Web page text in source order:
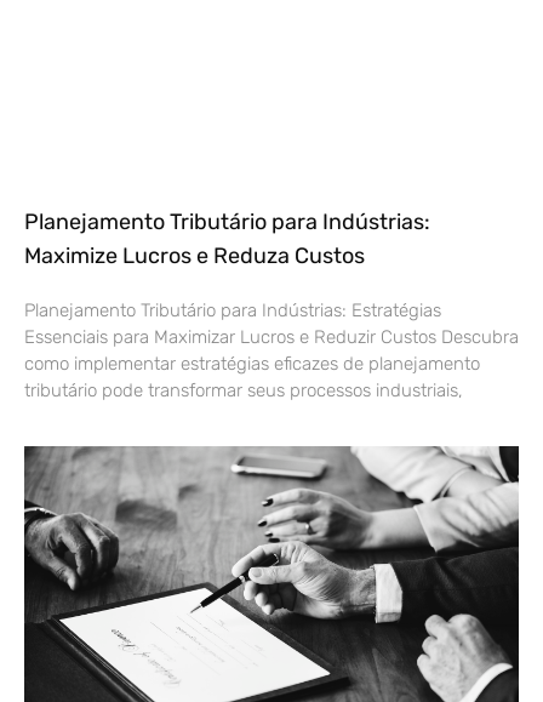
Planejamento Tributário para Indústrias:
Maximize Lucros e Reduza Custos
Planejamento Tributário para Indústrias: Estratégias
Essenciais para Maximizar Lucros e Reduzir Custos Descubra
como implementar estratégias eficazes de planejamento
tributário pode transformar seus processos industriais,